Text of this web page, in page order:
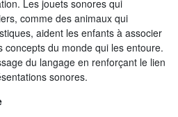
Les jouets sonores qui
comme des animaux qui
aident les enfants à associer
concepts du monde qui les entoure.
du langage en renforçant le lien
sonores.